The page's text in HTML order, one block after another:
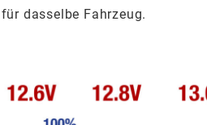
dasselbe Fahrzeug.